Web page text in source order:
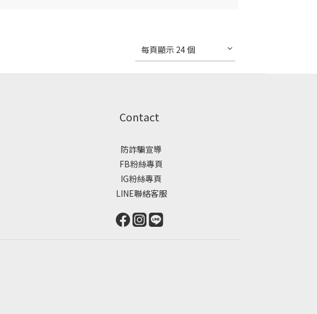
每頁顯示 24 個
Contact
防詐騙宣導
FB粉絲專頁
IG粉絲專頁
LINE聯絡客服